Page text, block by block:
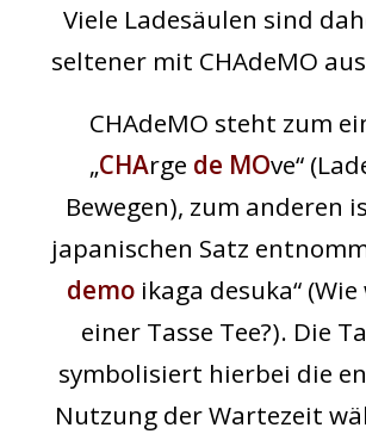
Viele Ladesäulen sind
seltener mit CHAdeMO
CHAdeMO steht zum
„CHArge de MOve“
Bewegen), zum anderen
japanischen Satz
demo ikaga desuka“
einer Tasse Tee?). Die
symbolisiert hierbei die
Nutzung der Wartezeit